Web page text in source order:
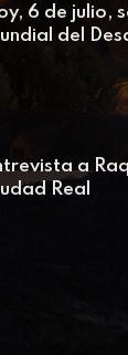
6 de julio,
del
a
Real